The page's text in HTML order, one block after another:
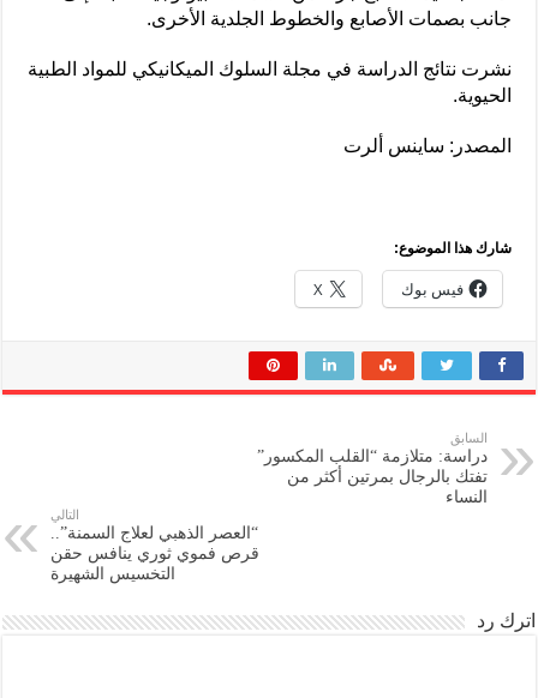
جانب بصمات الأصابع والخطوط الجلدية الأخرى.
نشرت نتائج الدراسة في مجلة السلوك الميكانيكي للمواد الطبية
الحيوية.
المصدر: ساينس ألرت
شارك هذا الموضوع:
فيس بوك X
السابق
دراسة: متلازمة “القلب المكسور”
تفتك بالرجال بمرتين أكثر من
النساء
التالي
“العصر الذهبي لعلاج السمنة”..
قرص فموي ثوري ينافس حقن
التخسيس الشهيرة
اترك رد